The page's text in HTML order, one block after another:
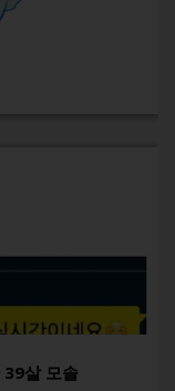
살 모솔